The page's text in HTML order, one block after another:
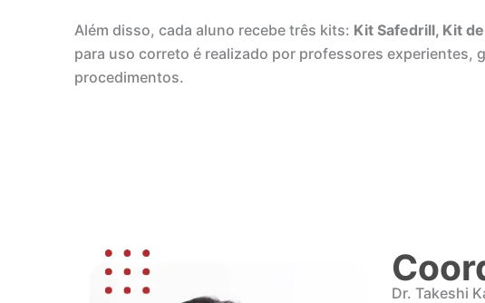
Além disso, cada aluno recebe três kits: Kit Safedrill, Kit
para uso correto é realizado por professores experientes,
procedimentos.
Dr. Takeshi